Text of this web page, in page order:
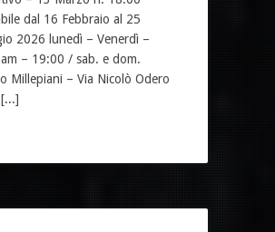
dal 16 Febbraio al 25
2026 lunedì – Venerdì –
– 19:00 / sab. e dom.
Millepiani – Via Nicolò Odero